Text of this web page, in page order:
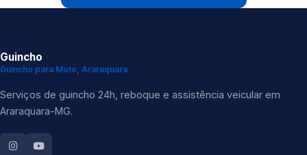
Guincho
Guincho para Moto, Araraquara
Serviços de guincho 24h, reboque e assistência veicular em
Araraquara-MG.